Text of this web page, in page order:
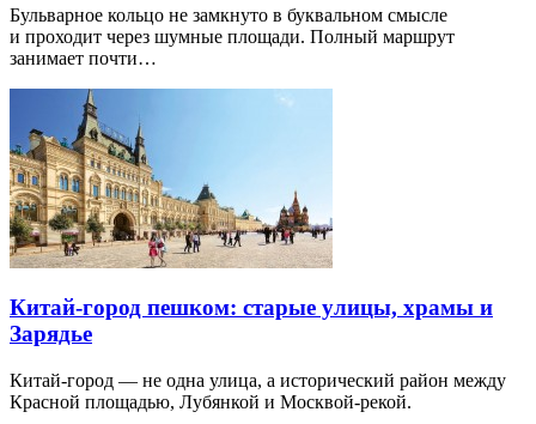
Бульварное кольцо не замкнуто в буквальном смысле
и проходит через шумные площади. Полный маршрут
занимает почти…
Китай-город пешком: старые улицы, храмы и
Зарядье
Китай-город — не одна улица, а исторический район между
Красной площадью, Лубянкой и Москвой-рекой.